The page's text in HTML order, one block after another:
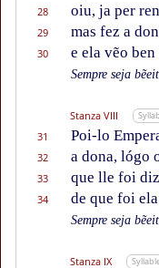
28
oiu, ja per
29
mas fez a
30
e ela vẽo
Sempre seja
Stanza VIII
31 Poi-lo
32
a dona, lógo
33
que lle foi
34
de que foi
Sempre seja
Stanza IX